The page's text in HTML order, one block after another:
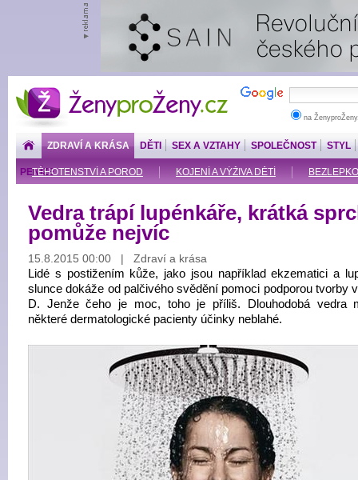
ŽenyproŽeny.cz
na
ZDRAVÍ A KRÁSA
TĚHOTENSTVÍ A POROD KOJENÍ A VÝŽIVA DĚTÍ
DĚTI SEX A VZTAHY SPOLEČNOST STYL
PENÍZE
Vedra trápí lupénkáře, krátká
pomůže nejvíc
15.8.2015 00:00 | Zdraví a krása
Lidé s postižením kůže, jako jsou například ekzematici a
slunce dokáže od palčivého svědění pomoci podporou tvorby
D. Jenže čeho je moc, toho je příliš. Dlouhodobá vedra
některé dermatologické pacienty účinky neblahé.